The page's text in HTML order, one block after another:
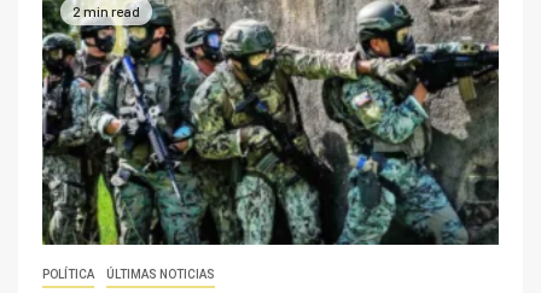
2 min read
POLÍTICA ÚLTIMAS NOTICIAS